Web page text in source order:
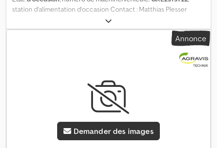
station d’alimentation d’occasion Contact : Matthias Plesser
Téléphone : Djdpfxjqkfyls Apysck
Annonce
Demander des images